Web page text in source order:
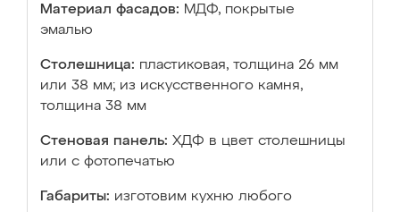
Материал фасадов: МДФ, покрытые
эмалью
Столешница: пластиковая, толщина 26 мм
или 38 мм; из искусственного камня,
толщина 38 мм
Стеновая панель: ХДФ в цвет столешницы
или с фотопечатью
Габариты: изготовим кухню любого